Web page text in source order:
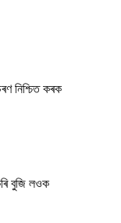
নিশ্চিত কৰক
বুজি লওক